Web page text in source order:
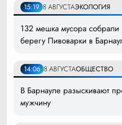
15:19 8 АВГУСТАЭКОЛОГИЯ
132 мешка мусора собрали
берегу Пивоварки в
14:06 8 АВГУСТАОБЩЕСТВО
В Барнауле разыскивают
мужчину